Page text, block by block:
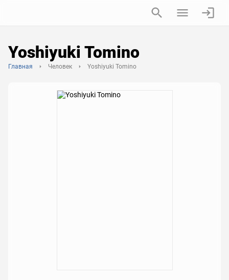
Yoshiyuki Tomino
Главная Человек Yoshiyuki Tomino